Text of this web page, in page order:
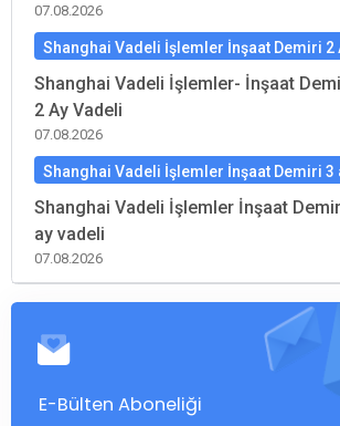
07.08.2026
Shanghai Vadeli İşlemler İnşaat Demiri 2
Shanghai Vadeli İşlemler- İnşaat
2 Ay Vadeli
07.08.2026
Shanghai Vadeli İşlemler İnşaat Demiri 3
Shanghai Vadeli İşlemler İnşaat
ay vadeli
07.08.2026
E-Bülten Aboneliği